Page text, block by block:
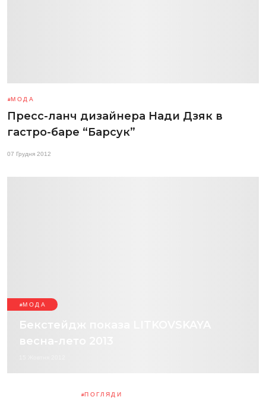
МОДА
Пресс-ланч дизайнера Нади Дзяк в
гастро-баре “Барсук”
07 Грудня 2012
МОДА
Бекстейдж показа LITKOVSKAYA
весна-лето 2013
ПОГЛЯДИ